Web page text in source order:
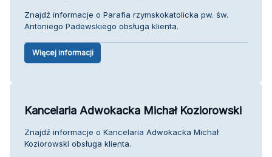
Znajdź informacje o Parafia rzymskokatolicka pw. św.
Antoniego Padewskiego obsługa klienta.
Więcej informacji
Kancelaria Adwokacka Michał Koziorowski
Znajdź informacje o Kancelaria Adwokacka Michał
Koziorowski obsługa klienta.